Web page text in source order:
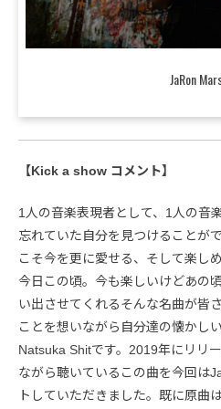
JaRon
【Kick a show コメント】
1人の音楽表現者として、1人の音
忘れていた自分を見つけることが
こそ今を更に愛せる、そして楽し
今日この頃。今も楽しいけどあの
い出させてくれるそんな名曲が皆
ことを想いながら自分達の懐かし
Natsuka Shitです。2019年にリリ
ながら聴いているこの曲を今回は
トしていただきました。既に原曲